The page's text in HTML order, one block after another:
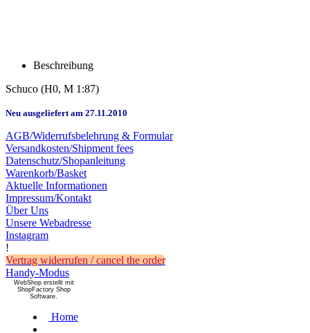
Beschreibung
Schuco (H0, M 1:87)
Neu ausgeliefert am 27.11.2010
AGB/Widerrufsbelehrung & Formular
Versandkosten/Shipment fees
Datenschutz/Shopanleitung
Warenkorb/Basket
Aktuelle Informationen
Impressum/Kontakt
Über Uns
Unsere Webadresse
Instagram
!
Vertrag widerrufen / cancel the order
Handy-Modus
WebShop erstellt mit
ShopFactory Shop
Software.
Home